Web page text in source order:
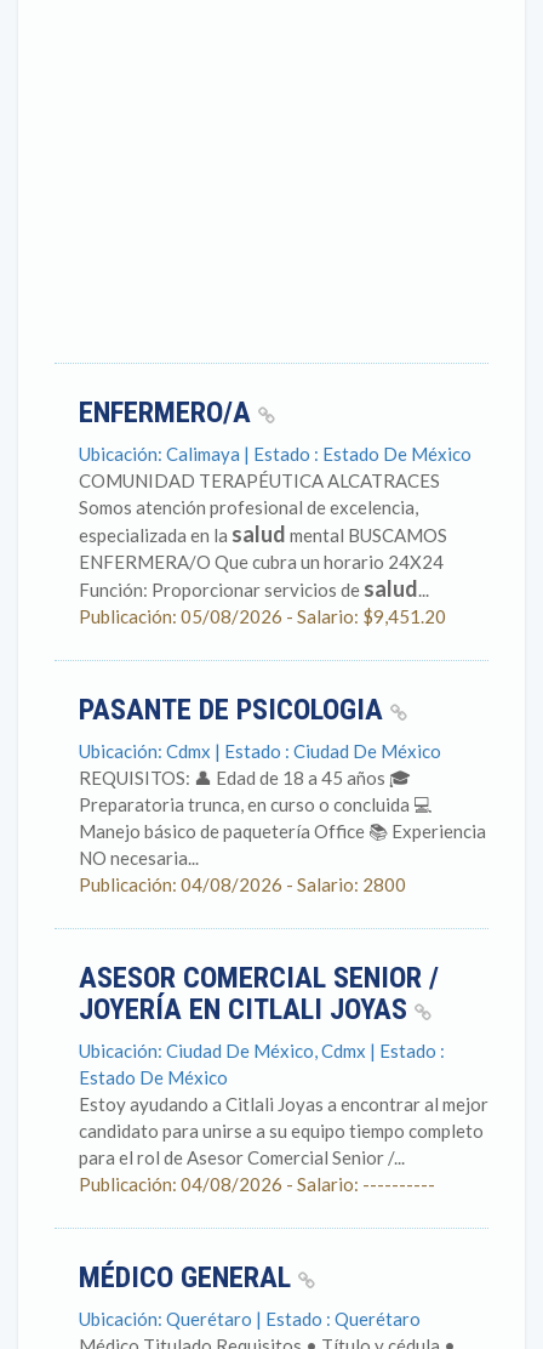
ENFERMERO/A
Ubicación: Calimaya | Estado : Estado De México
COMUNIDAD TERAPÉUTICA ALCATRACES
Somos atención profesional de excelencia,
especializada en la salud mental BUSCAMOS
ENFERMERA/O Que cubra un horario 24X24
Función: Proporcionar servicios de salud...
Publicación: 05/08/2026 - Salario: $9,451.20
PASANTE DE PSICOLOGIA
Ubicación: Cdmx | Estado : Ciudad De México
REQUISITOS: 👤 Edad de 18 a 45 años 🎓
Preparatoria trunca, en curso o concluida 💻
Manejo básico de paquetería Office 📚 Experiencia
NO necesaria...
Publicación: 04/08/2026 - Salario: 2800
ASESOR COMERCIAL SENIOR /
JOYERÍA EN CITLALI JOYAS
Ubicación: Ciudad De México, Cdmx | Estado :
Estado De México
Estoy ayudando a Citlali Joyas a encontrar al mejor
candidato para unirse a su equipo tiempo completo
para el rol de Asesor Comercial Senior /...
Publicación: 04/08/2026 - Salario: ----------
MÉDICO GENERAL
Ubicación: Querétaro | Estado : Querétaro